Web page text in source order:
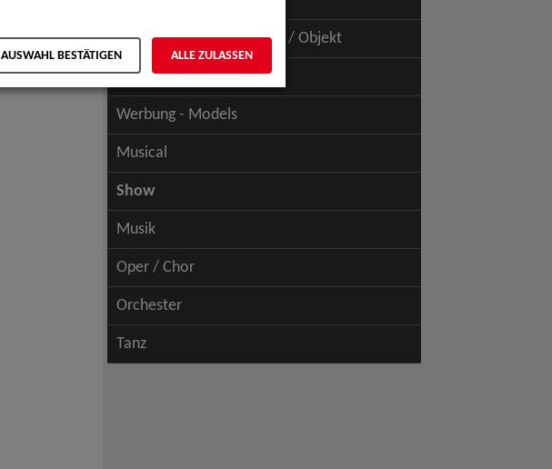
Schauspiel - Figur / Puppe / Objekt
Werbung - Talents
Werbung - Models
Musical
Show
Musik
Oper / Chor
Orchester
Tanz
AUSWAHL BESTÄTIGEN ALLE ZULASSEN